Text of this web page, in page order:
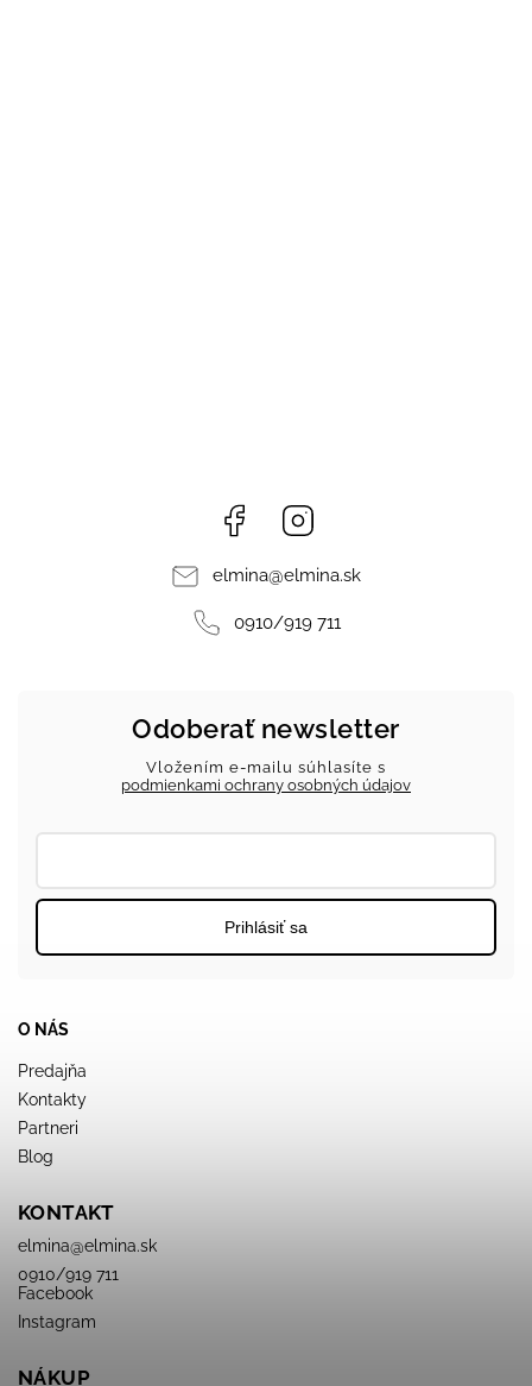
Facebook
elmina@elmina.sk
0910/919 711
O NÁS
Predajňa
Kontakty
Partneri
Blog
KONTAKT
elmina@elmina.sk
0910/919 711
Facebook
Instagram
NÁKUP
Odoberať newsletter
Vložením e-mailu súhlasíte s
podmienkami ochrany osobných údajov
Prihlásiť sa